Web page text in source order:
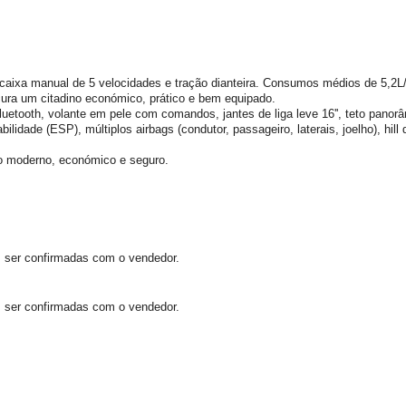
manual de 5 velocidades e tração dianteira. Consumos médios de
um citadino económico, prático e bem equipado.
volante em pele com comandos, jantes de liga leve 16'', teto
(ESP), múltiplos airbags (condutor, passageiro, laterais, joelho),
moderno, económico e seguro.
confirmadas com o vendedor.
confirmadas com o vendedor.